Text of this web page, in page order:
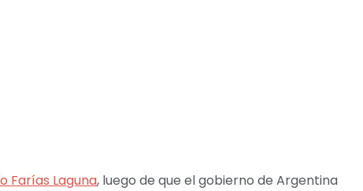
Farías Laguna, luego de que el gobierno de Argentina